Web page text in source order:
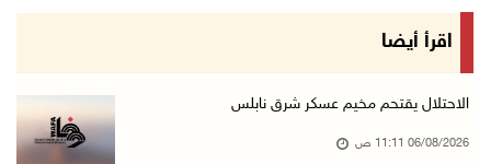
السلطات الإسرائيلية تهدم بناية سكنية في كفر ق ...
الاحتلال يعتقل شابا من دير الغصون ويقتحم بلدا ...
06/آب/2026 08:54 ص
اقرأ أيضا
الاحتلال يقتحم مخيم عسكر شرق نابلس
06/08/2026 11:11 ص